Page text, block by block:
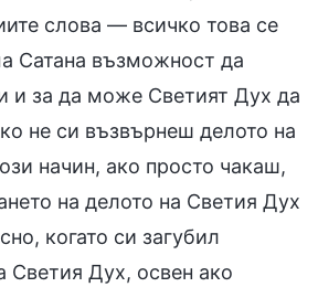
слова — всичко това се
Сатана възможност да
и за да може Светият Дух да
не си възвърнеш делото на
начин, ако просто чакаш,
на делото на Светия Дух
когато си загубил
Светия Дух, освен ако